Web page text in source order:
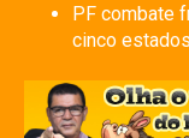
PF combate
cinco estados